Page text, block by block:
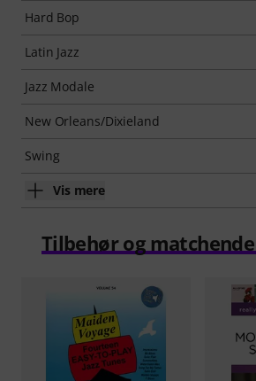
Hard Bop
Latin Jazz
Jazz Modale
New Orleans/Dixieland
Swing
Vis mere
Tilbehør og